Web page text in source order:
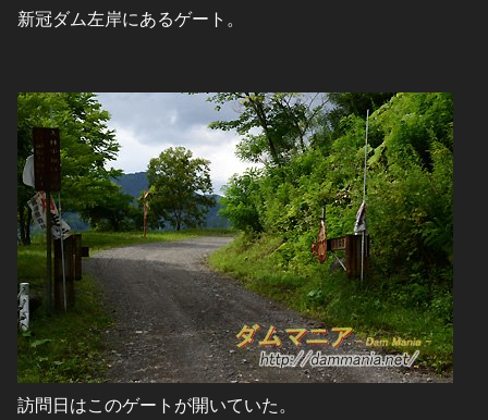
新冠ダム左岸にあるゲート。
訪問日はこのゲートが開いていた。